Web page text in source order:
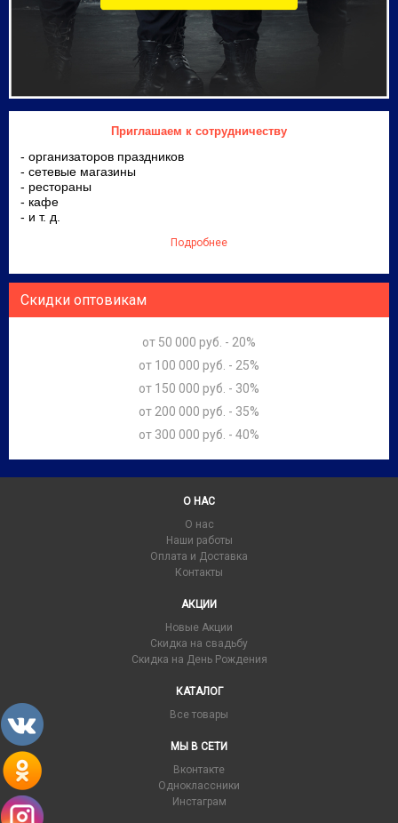
Приглашаем к сотрудничеству
- организаторов праздников
- сетевые магазины
- рестораны
- кафе
- и т. д.
Подробнее
Скидки оптовикам
от 50 000 руб. - 20%
от 100 000 руб. - 25%
от 150 000 руб. - 30%
от 200 000 руб. - 35%
от 300 000 руб. - 40%
О НАС
О нас
Наши работы
Оплата и Доставка
Контакты
АКЦИИ
Новые Акции
Скидка на свадьбу
Скидка на День Рождения
КАТАЛОГ
Все товары
МЫ В СЕТИ
Вконтакте
Одноклассники
Инстаграм